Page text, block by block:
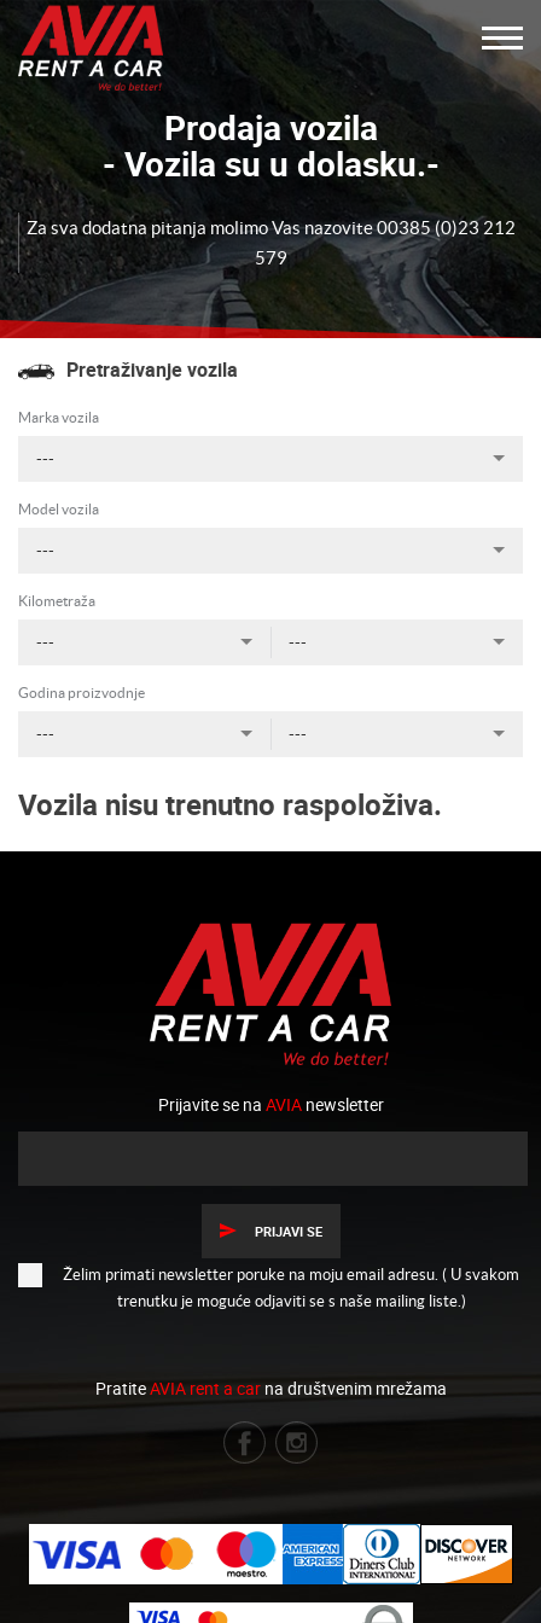
Prodaja vozila
- Vozila su u dolasku.-
Za sva dodatna pitanja molimo Vas nazovite 00385 (0)23 212
579
Pretraživanje vozila
Marka vozila
---
Model vozila
---
Kilometraža
--- ---
Godina proizvodnje
--- ---
Vozila nisu trenutno raspoloživa.
Prijavite se na AVIAnewsletter
PRIJAVI SE
Želim primati newsletter poruke na moju email adresu. ( U svakom
trenutku je moguće odjaviti se s naše mailing liste.)
PratiteAVIA rent a carna društvenim mrežama